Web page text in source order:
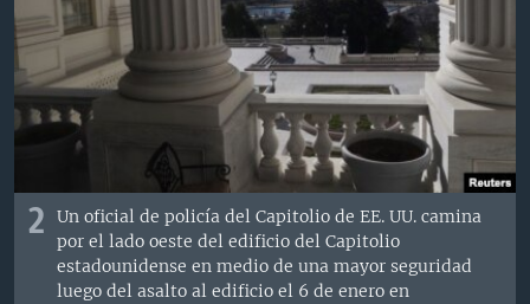
2
Un oficial de policía del Capitolio de EE. UU. camina
por el lado oeste del edificio del Capitolio
estadounidense en medio de una mayor seguridad
luego del asalto al edificio el 6 de enero en